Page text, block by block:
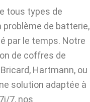
tous types de
problème de batterie,
par le temps. Notre
de coffres de
Hartmann, ou
solution adaptée à
7, nos